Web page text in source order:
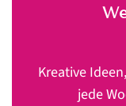
Kreative
jede